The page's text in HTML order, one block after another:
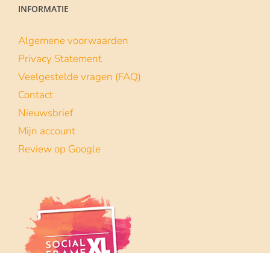
INFORMATIE
Algemene voorwaarden
Privacy Statement
Veelgestelde vragen (FAQ)
Contact
Nieuwsbrief
Mijn account
Review op Google